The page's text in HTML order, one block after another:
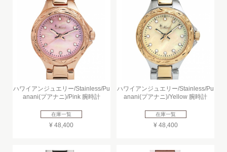
ハワイアンジュエリー/Stainless/Pu
anani(プアナニ)/Pink 腕時計
在庫一覧
¥ 48,400
ハワイアンジュエリー/Stainless/Pu
anani(プアナニ)/Yellow 腕時計
在庫一覧
¥ 48,400